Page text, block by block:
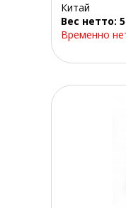
Китай
Вес нетто:
Временно